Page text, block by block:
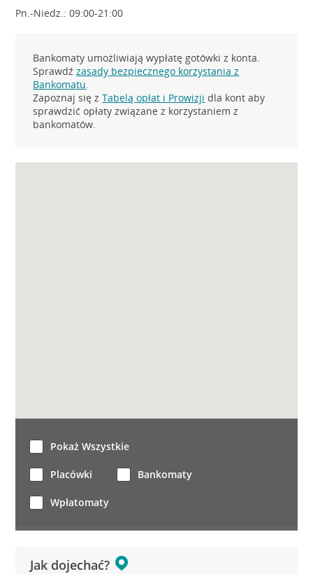
Pn.-Niedz.: 09:00-21:00
Bankomaty umożliwiają wypłatę gotówki z konta.
Sprawdźzasady bezpiecznego korzystania z
Bankomatu.
Zapoznaj się zTabelą opłat i Prowizji dla kont aby
sprawdzić opłaty związane z korzystaniem z
bankomatów.
Jak dojechać?
Pokaż Wszystkie
Placówki Bankomaty
Wpłatomaty